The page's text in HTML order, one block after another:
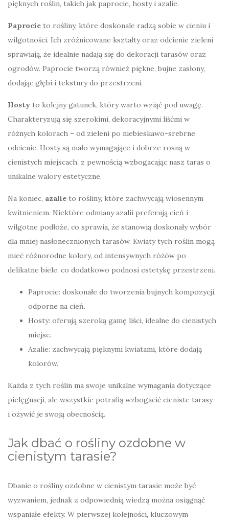
pięknych roślin, takich jak paprocie, hosty i azalie.
Paprocie to rośliny, które doskonale radzą sobie w cieniu i
wilgotności. Ich zróżnicowane kształty oraz odcienie zieleni
sprawiają, że idealnie nadają się do dekoracji tarasów oraz
ogrodów. Paprocie tworzą również piękne, bujne zasłony,
dodając głębi i tekstury do przestrzeni.
Hosty to kolejny gatunek, który warto wziąć pod uwagę.
Charakteryzują się szerokimi, dekoracyjnymi liśćmi w
różnych kolorach – od zieleni po niebieskawo-srebrne
odcienie. Hosty są mało wymagające i dobrze rosną w
cienistych miejscach, z pewnością wzbogacając nasz taras o
unikalne walory estetyczne.
Na koniec, azalie to rośliny, które zachwycają wiosennym
kwitnieniem. Niektóre odmiany azalii preferują cień i
wilgotne podłoże, co sprawia, że stanowią doskonały wybór
dla mniej nasłonecznionych tarasów. Kwiaty tych roślin mogą
mieć różnorodne kolory, od intensywnych różów po
delikatne biele, co dodatkowo podnosi estetykę przestrzeni.
Paprocie: doskonałe do tworzenia bujnych kompozycji,
odporne na cień.
Hosty: oferują szeroką gamę liści, idealne do cienistych
miejsc.
Azalie: zachwycają pięknymi kwiatami, które dodają
kolorów.
Każda z tych roślin ma swoje unikalne wymagania dotyczące
pielęgnacji, ale wszystkie potrafią wzbogacić cieniste tarasy
i ożywić je swoją obecnością.
Jak dbać o rośliny ozdobne w
cienistym tarasie?
Dbanie o rośliny ozdobne w cienistym tarasie może być
wyzwaniem, jednak z odpowiednią wiedzą można osiągnąć
wspaniałe efekty. W pierwszej kolejności, kluczowym